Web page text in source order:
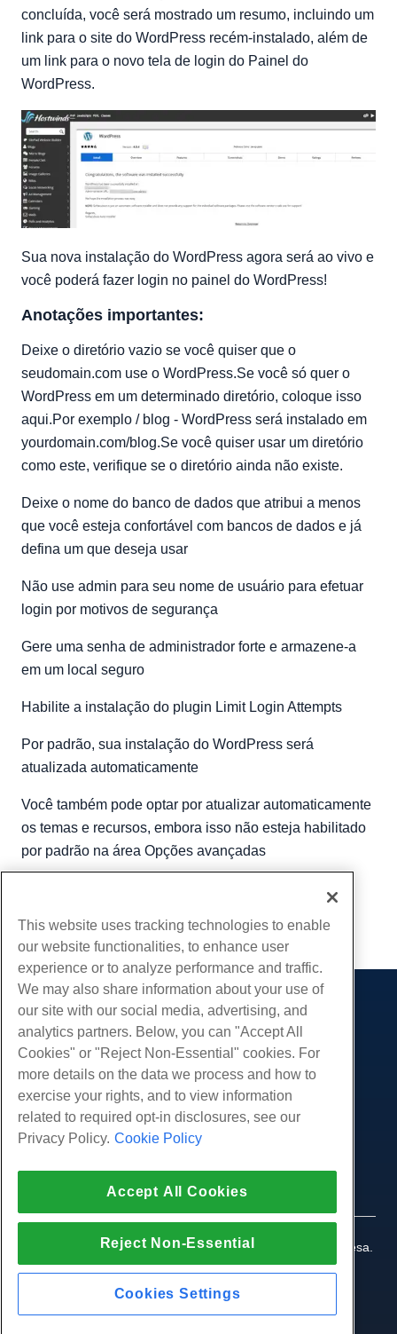
concluída, você será mostrado um resumo, incluindo um
link para o site do WordPress recém-instalado, além de
um link para o novo tela de login do Painel do
WordPress.
Sua nova instalação do WordPress agora será ao vivo e
você poderá fazer login no painel do WordPress!
Anotações importantes:
Deixe o diretório vazio se você quiser que o
seudomain.com use o WordPress.Se você só quer o
WordPress em um determinado diretório, coloque isso
aqui.Por exemplo / blog - WordPress será instalado em
yourdomain.com/blog.Se você quiser usar um diretório
como este, verifique se o diretório ainda não existe.
Deixe o nome do banco de dados que atribui a menos
que você esteja confortável com bancos de dados e já
defina um que deseja usar
Não use admin para seu nome de usuário para efetuar
login por motivos de segurança
Gere uma senha de administrador forte e armazene-a
em um local seguro
Habilite a instalação do plugin Limit Login Attempts
Por padrão, sua instalação do WordPress será
atualizada automaticamente
Você também pode optar por atualizar automaticamente
os temas e recursos, embora isso não esteja habilitado
por padrão na área Opções avançadas
cópia de URL
Produtos
Hospedagem na web
Hospedagem Empresarial
Revendedor com etiqueta em branco
Linux gerenciado VPS
Windows não gerenciado VPS
Servidores de nuvem
Balanceadores de carga
Armazenamento em Bloco
Armazenamento de Objetos
SSL Certificados
Serviços
Migrações de sites
Comunidade
Documentação do Produto
Tutoriais
Companhia
Sobre nós
Contate-Nos
pressione
Programa de Afiliados
Aplicação da lei
Acordo de Afiliado
Apoio, suporte
Conversar ao vivo conosco
Abra um bilhete de suporte
© 2010-2026 Hostwinds, uma HostPapa Inc. empresa.
This website uses tracking technologies to enable
our website functionalities, to enhance user
experience or to analyze performance and traffic.
We may also share information about your use of
our site with our social media, advertising, and
analytics partners. Below, you can "Accept All
Cookies" or "Reject Non-Essential" cookies. For
more details on the data we process and how to
exercise your rights, and to view information
related to required opt-in disclosures, see our
Privacy Policy. Cookie Policy
Accept All Cookies
Reject Non-Essential
Cookies Settings